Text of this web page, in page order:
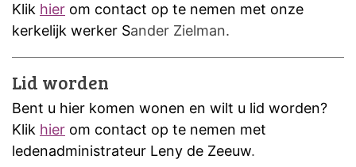
Klik hier om contact op te nemen met onze
kerkelijk werker Sander Zielman.
Lid worden
Bent u hier komen wonen en wilt u lid worden?
Klik hier om contact op te nemen met
ledenadministrateur Leny de Zeeuw.